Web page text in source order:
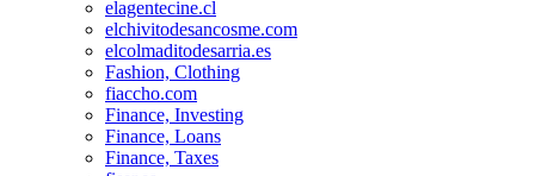
elagentecine.cl
elchivitodesancosme.com
elcolmaditodesarria.es
Fashion, Clothing
fiaccho.com
Finance, Investing
Finance, Loans
Finance, Taxes